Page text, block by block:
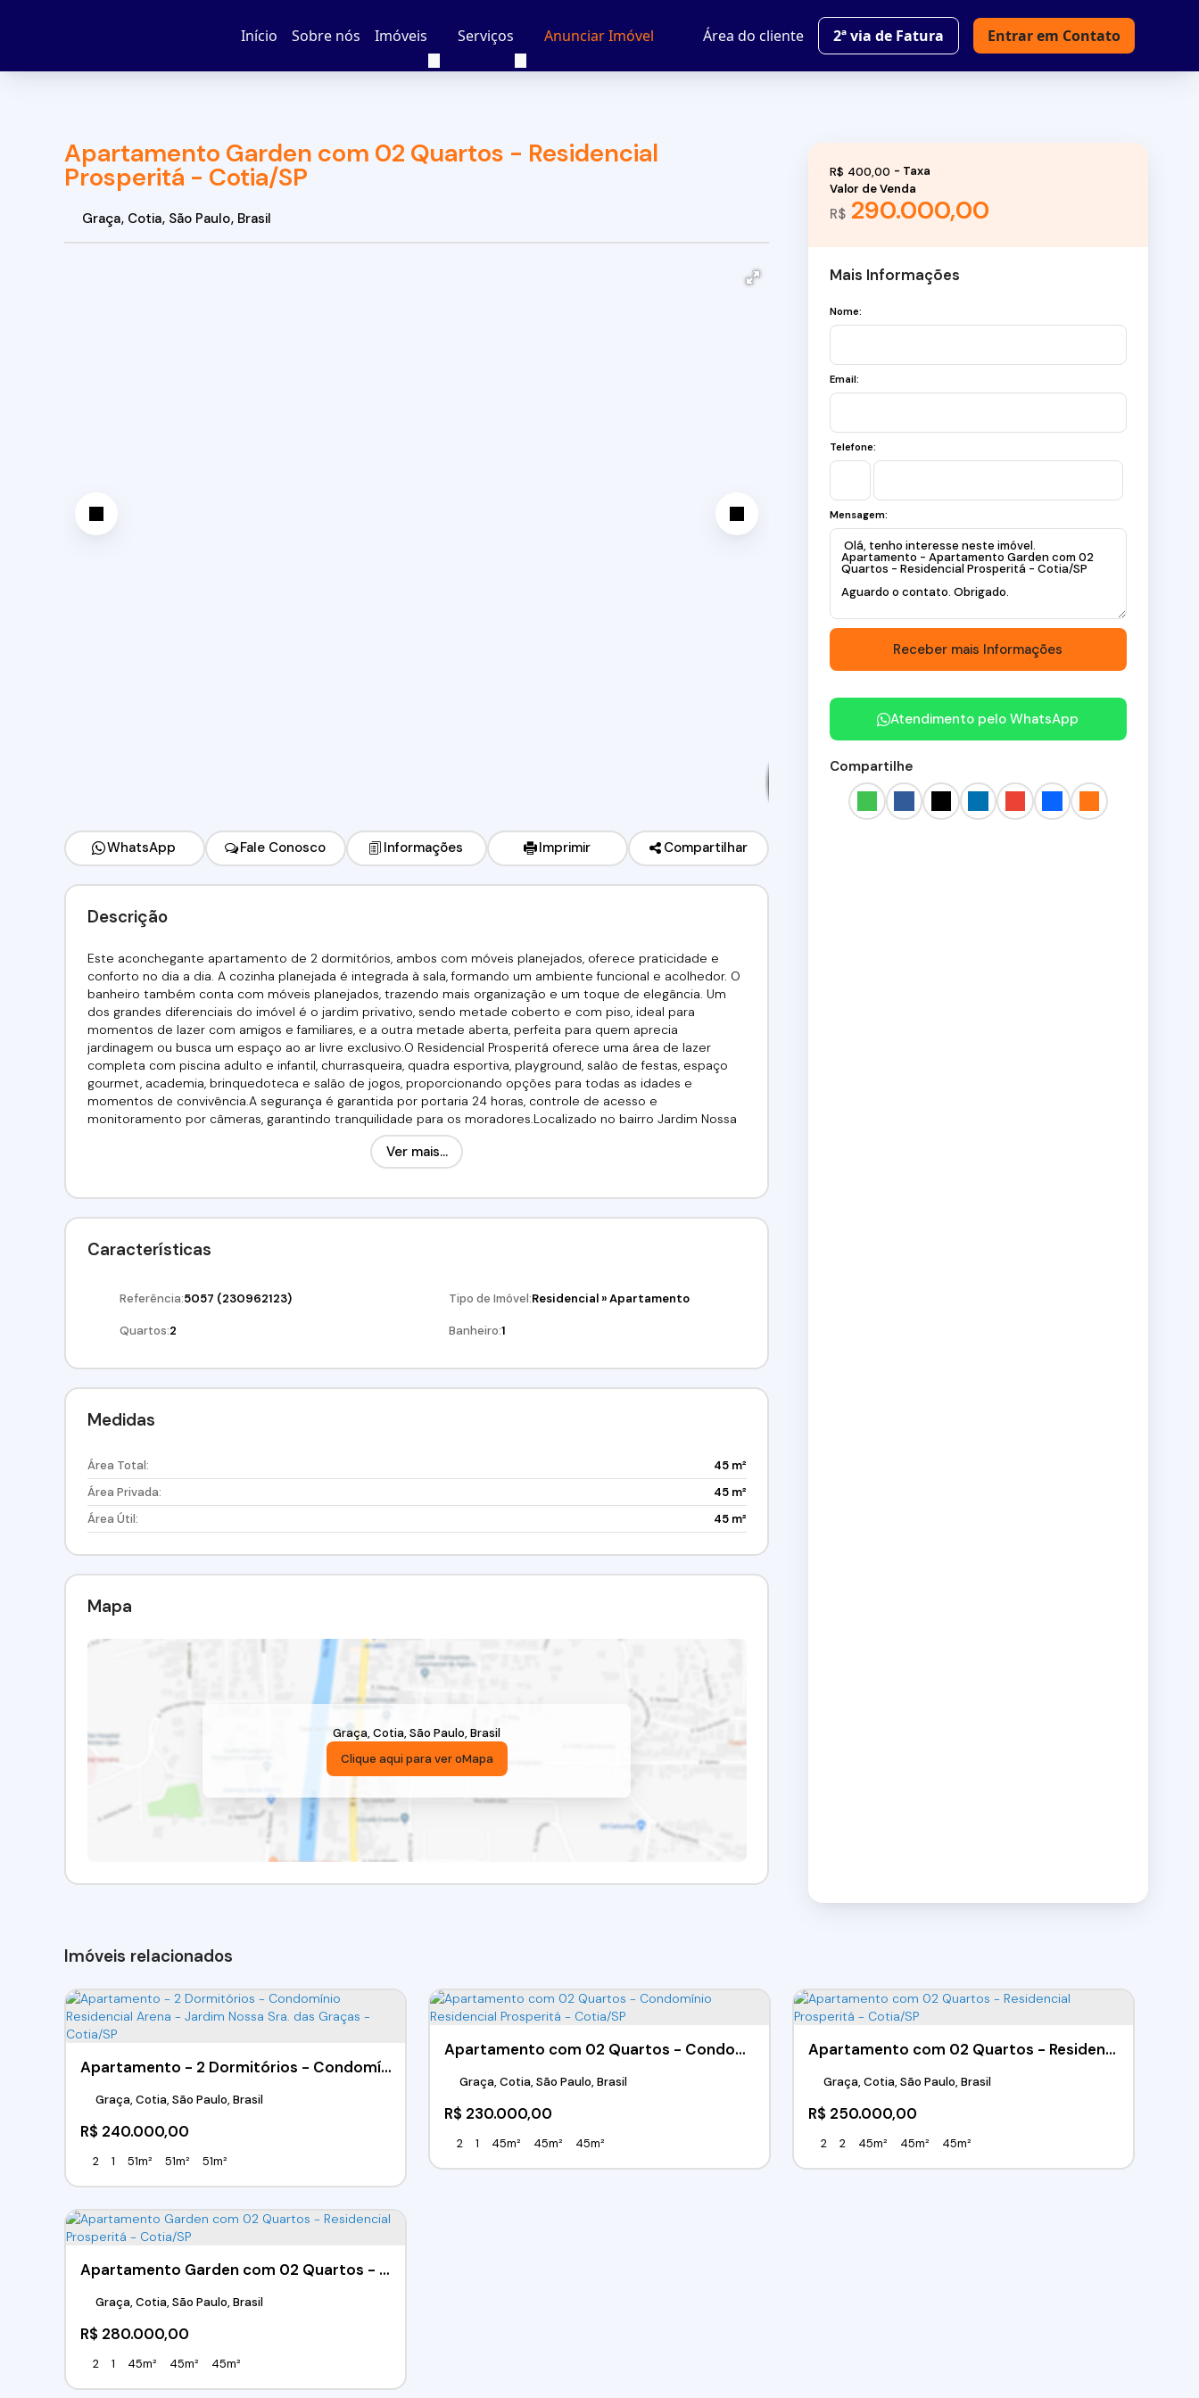
Entrar em Contato
2ª via de Fatura
Área do cliente
Anunciar Imóvel
Serviços
Imóveis
Sobre nós
Início
Apartamento Garden com 02 Quartos - Residencial
Prosperitá - Cotia/SP
Graça, Cotia, São Paulo, Brasil
WhatsApp Fale Conosco Informações Imprimir Compartilhar
Descrição
Este aconchegante apartamento de 2 dormitórios, ambos com móveis planejados, oferece praticidade e
conforto no dia a dia. A cozinha planejada é integrada à sala, formando um ambiente funcional e acolhedor. O
banheiro também conta com móveis planejados, trazendo mais organização e um toque de elegância. Um
dos grandes diferenciais do imóvel é o jardim privativo, sendo metade coberto e com piso, ideal para
momentos de lazer com amigos e familiares, e a outra metade aberta, perfeita para quem aprecia
jardinagem ou busca um espaço ao ar livre exclusivo.O Residencial Prosperitá oferece uma área de lazer
completa com piscina adulto e infantil, churrasqueira, quadra esportiva, playground, salão de festas, espaço
gourmet, academia, brinquedoteca e salão de jogos, proporcionando opções para todas as idades e
momentos de convivência.A segurança é garantida por portaria 24 horas, controle de acesso e
monitoramento por câmeras, garantindo tranquilidade para os moradores.Localizado no bairro Jardim Nossa
Senhora das Graças, em Cotia, o condomínio conta com fácil acesso a transporte público, mercados, escolas,
drogarias e diversos comércios, facilitando o dia a dia e oferecendo praticidade sem abrir mão da
tranquilidade de uma região residencial.Valor:R$290.000,00 Aceita Financiamento! Traga seu FGTS!Agende já a
Ver mais...
Características
Referência:5057 (230962123) Tipo de Imóvel:Residencial»Apartamento
Quartos:2 Banheiro:1
Medidas
Área Total:
45 m²
Área Privada:
45 m²
Área Útil:
45 m²
Mapa
Graça, Cotia, São Paulo, Brasil
Clique aqui para ver oMapa
R$290.000,00
Valor de Venda
R$ 400,00
Mais Informações
Nome:
Email:
Telefone:
Mensagem:
Atendimento peloWhatsApp
Compartilhe
Imóveis relacionados
Apartamento - 2 Dormitórios - Condomínio Residencial Arena - Jardim Nossa Sra. das Graças - Cotia/SP
R$ 240.000,00
Graça, Cotia, São Paulo, Brasil
2 1 51m² 51m² 51m²
Apartamento com 02 Quartos - Condomínio Residencial Prosperitá - Cotia/SP
R$ 230.000,00
Graça, Cotia, São Paulo, Brasil
2 1 45m² 45m² 45m²
Apartamento com 02 Quartos - Residencial Prosperitá - Cotia/SP
R$ 250.000,00
Graça, Cotia, São Paulo, Brasil
2 2 45m² 45m² 45m²
Apartamento Garden com 02 Quartos - Residencial Prosperitá - Cotia/SP
R$ 280.000,00
Graça, Cotia, São Paulo, Brasil
2 1 45m² 45m² 45m²